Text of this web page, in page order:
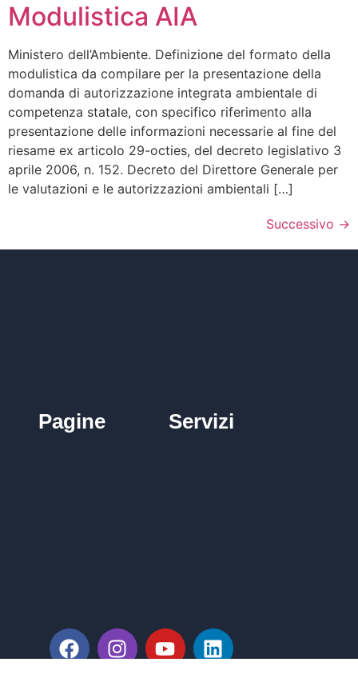
Modulistica AIA
Ministero dell’Ambiente. Definizione del formato della
modulistica da compilare per la presentazione della
domanda di autorizzazione integrata ambientale di
competenza statale, con specifico riferimento alla
presentazione delle informazioni necessarie al fine del
riesame ex articolo 29-octies, del decreto legislativo 3
aprile 2006, n. 152. Decreto del Direttore Generale per
le valutazioni e le autorizzazioni ambientali […]
Successivo →
Pagine Servizi